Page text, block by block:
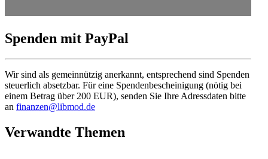
Spenden mit PayPal
Wir sind als gemein­nützig anerkannt, entspre­chend sind Spenden
steuerlich absetzbar. Für eine Spenden­be­schei­nigung (nötig bei
einem Betrag über 200 EUR), senden Sie Ihre Adress­daten bitte
an finanzen@libmod.de
Verwandte Themen